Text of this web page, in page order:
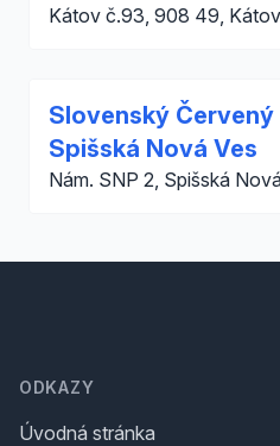
Kátov č.93, 908 49, Kátov
Slovenský
Spišská Nová Ves
Nám. SNP 2, Spišská
ODKAZY
Úvodná stránka